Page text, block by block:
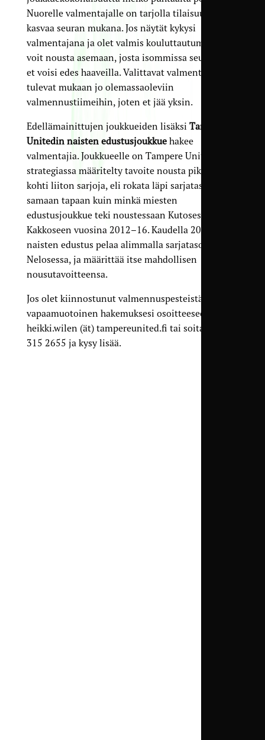
Nuorelle valmentajalle on tarjolla tilaisuuksia
kasvaa seuran mukana. Jos näytät kykysi
valmentajana ja olet valmis kouluttautumaan,
voit nousta asemaan, josta isommissa seuroissa
et voisi edes haaveilla. Valittavat valmentajat
tulevat mukaan jo olemassaoleviin
valmennustiimeihin, joten et jää yksin.
Edellämainittujen joukkueiden lisäksi Tampere
Unitedin naisten edustusjoukkuehakee
valmentajia. Joukkueelle on Tampere Unitedin
strategiassa määritelty tavoite nousta pikaisesti
kohti liiton sarjoja, eli rokata läpi sarjatasojen
samaan tapaan kuin minkä miesten
edustusjoukkue teki noustessaan Kutosesta
Kakkoseen vuosina 2012–16. Kaudella 2018
naisten edustus pelaa alimmalla sarjatasolla
Nelosessa, ja määrittää itse mahdollisen
nousutavoitteensa.
Jos olet kiinnostunut valmennuspesteistä, laita
vapaamuotoinen hakemuksesi osoitteeseen
heikki.wilen (ät) tampereunited.fi tai soita 050
315 2655 ja kysy lisää.